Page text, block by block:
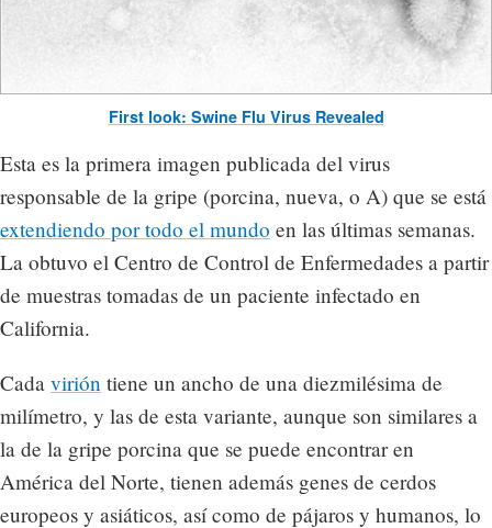
First look: Swine Flu Virus Revealed
Esta es la primera imagen publicada del virus
responsable de la gripe (porcina, nueva, o A) que se está
extendiendo por todo el mundo en las últimas semanas.
La obtuvo el Centro de Control de Enfermedades a partir
de muestras tomadas de un paciente infectado en
California.
Cada virión tiene un ancho de una diezmilésima de
milímetro, y las de esta variante, aunque son similares a
la de la gripe porcina que se puede encontrar en
América del Norte, tienen además genes de cerdos
europeos y asiáticos, así como de pájaros y humanos, lo